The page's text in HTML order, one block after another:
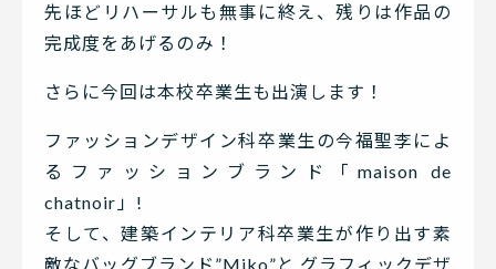
先ほどリハーサルも無事に終え、残りは作品の
完成度をあげるのみ！
さらに今回は本校卒業生も出演します！
ファッションデザイン科卒業生の今福聖李によ
るファッションブランド「maison de
chatnoir」!
そして、建築インテリア科卒業生が作り出す素
敵なバッグブランド”Miko”と グラフィックデザ